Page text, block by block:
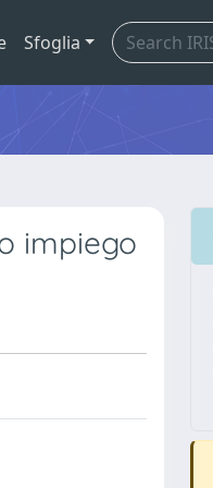
Sfoglia
impiego